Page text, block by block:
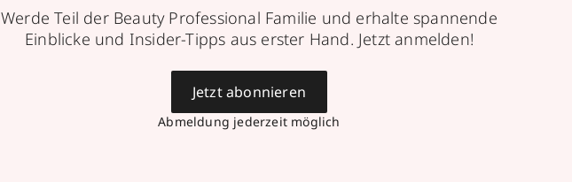
Werde Teil der Beauty Professional Familie und erhalte spannende
Einblicke und Insider-Tipps aus erster Hand. Jetzt anmelden!
Abmeldung jederzeit möglich
Jetzt abonnieren